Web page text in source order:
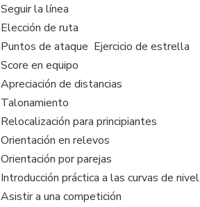
Seguir la línea
Elección de ruta
Puntos de ataque  Ejercicio de estrella
Score en equipo
Apreciación de distancias
Talonamiento
Relocalización para principiantes
Orientación en relevos
Orientación por parejas
Introducción práctica a las curvas de nivel
Asistir a una competición